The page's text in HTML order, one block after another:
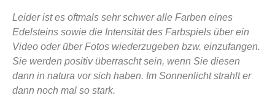
Leider ist es oftmals sehr schwer alle Farben eines
Edelsteins sowie die Intensität des Farbspiels über ein
Video oder über Fotos wiederzugeben bzw. einzufangen.
Sie werden positiv überrascht sein, wenn Sie diesen
dann in natura vor sich haben. Im Sonnenlicht strahlt er
dann noch mal so stark.